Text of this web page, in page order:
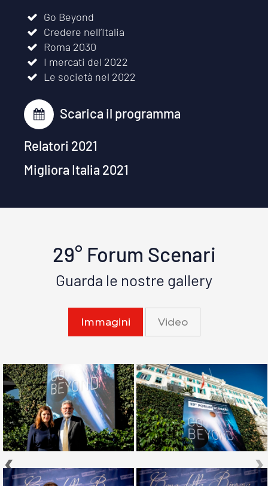
Go Beyond
Credere nell’Italia
Roma 2030
I mercati del 2022
Le società nel 2022
Scarica il programma
Relatori 2021
Migliora Italia 2021
29° Forum Scenari
Guarda le nostre gallery
Immagini Video
‹ ›